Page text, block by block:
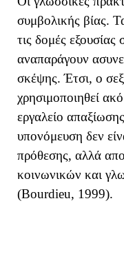
συμβολικής βίας.
τις δομές
αναπαράγουν
σκέψης. Έτσι, ο
χρησιμοποιηθεί
εργαλείο
υπονόμευση δεν
πρόθεσης, αλλά
κοινωνικών και
(Bourdieu, 1999).